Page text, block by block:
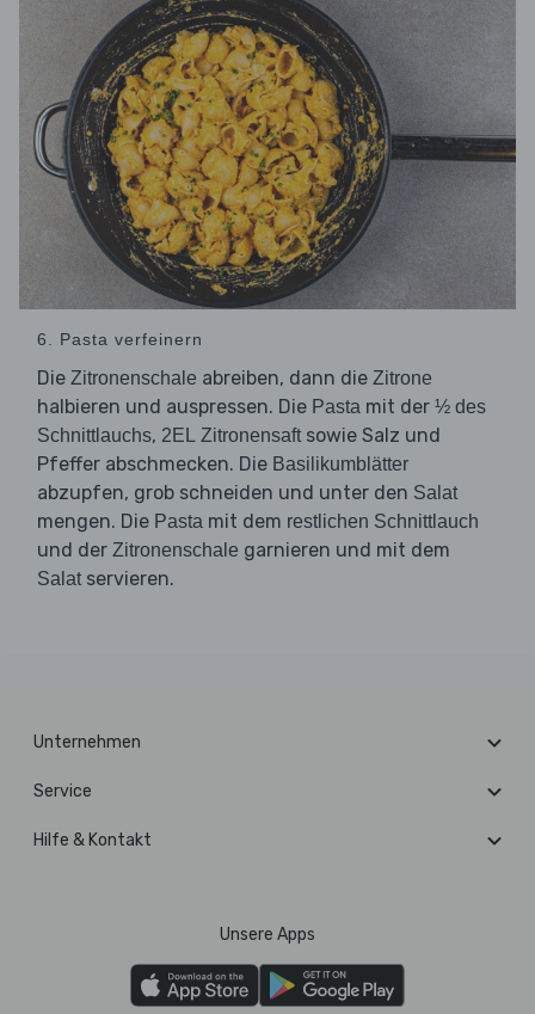
6. Pasta verfeinern
Die Zitronenschale abreiben, dann die Zitrone
halbieren und auspressen. Die Pasta mit der ½ des
Schnittlauchs, 2EL Zitronensaftsowie Salz und
Pfeffer abschmecken. Die Basilikumblätter
abzupfen, grob schneiden und unter den Salat
mengen. Die Pasta mit dem restlichen Schnittlauch
und der Zitronenschale garnieren und mit dem
Salatservieren.
Unternehmen
Service
Hilfe & Kontakt
Unsere Apps